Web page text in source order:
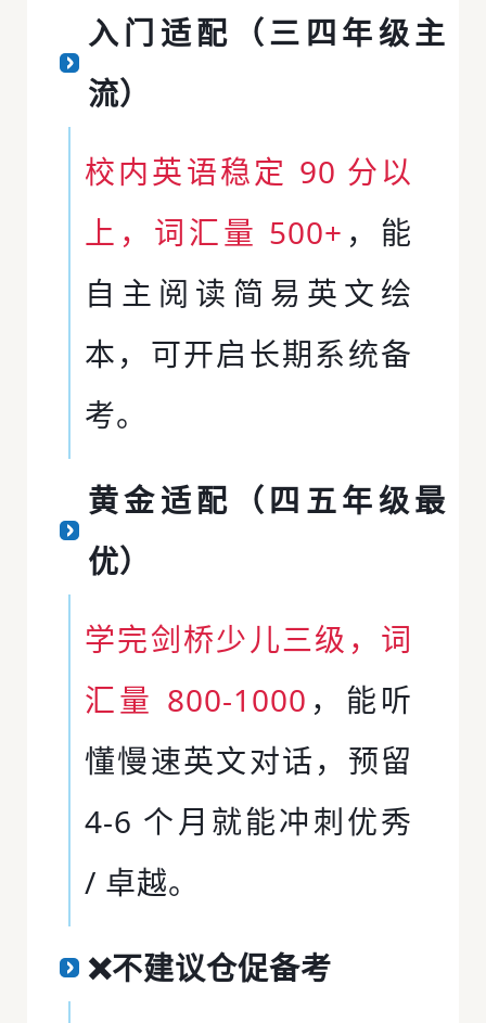
入门适配（三四年级主
流）
校内英语稳定 90 分以
上，词汇量 500+ ，能
自主阅读简易英文绘
本，可开启长期系统备
考。
黄金适配（四五年级最
优）
学完剑桥少儿三级，词
汇量 800-1000 ，能听
懂慢速英文对话，预留
4-6 个月就能冲刺优秀
/ 卓越。
❌不建议仓促备考